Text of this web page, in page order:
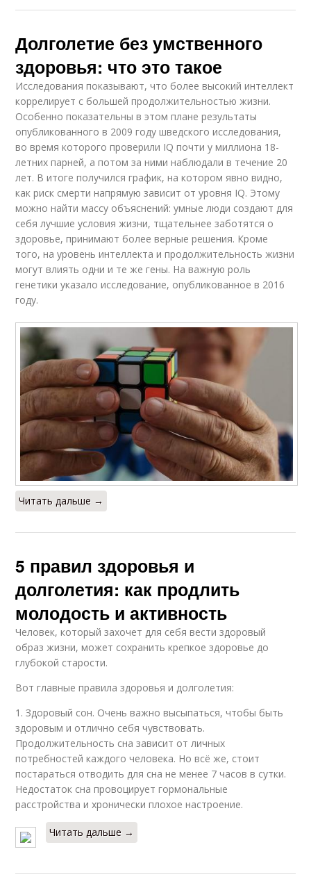
Долголетие без умственного
здоровья: что это такое
Исследования показывают, что более высокий интеллект
коррелирует с большей продолжительностью жизни.
Особенно показательны в этом плане результаты
опубликованного в 2009 году шведского исследования,
во время которого проверили IQ почти у миллиона 18-
летних парней, а потом за ними наблюдали в течение 20
лет. В итоге получился график, на котором явно видно,
как риск смерти напрямую зависит от уровня IQ. Этому
можно найти массу объяснений: умные люди создают для
себя лучшие условия жизни, тщательнее заботятся о
здоровье, принимают более верные решения. Кроме
того, на уровень интеллекта и продолжительность жизни
могут влиять одни и те же гены. На важную роль
генетики указало исследование, опубликованное в 2016
году.
Читать дальше →
5 правил здоровья и
долголетия: как продлить
молодость и активность
Человек, который захочет для себя вести здоровый
образ жизни, может сохранить крепкое здоровье до
глубокой старости.
Вот главные правила здоровья и долголетия:
1. Здоровый сон. Очень важно высыпаться, чтобы быть
здоровым и отлично себя чувствовать.
Продолжительность сна зависит от личных
потребностей каждого человека. Но всё же, стоит
постараться отводить для сна не менее 7 часов в сутки.
Недостаток сна провоцирует гормональные
расстройства и хронически плохое настроение.
Читать дальше →